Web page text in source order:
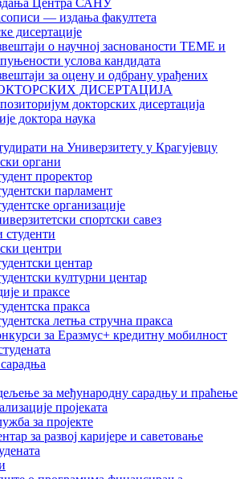
Центра САНУ
— издања факултета
дисертације
о научној заснованости ТЕМЕ и
услова кандидата
за оцену и одбрану урађених
ДИСЕРТАЦИЈА
докторских дисертација
доктора наука
на Универзитету у Крагујевцу
органи
проректор
парламент
организације
спортски савез
студенти
центри
центар
културни центар
и праксе
пракса
летња стручна пракса
за Еразмус+ кредитну мобилност
за међународну сарадњу и праћење
пројеката
за пројекте
за развој каријере и саветовање